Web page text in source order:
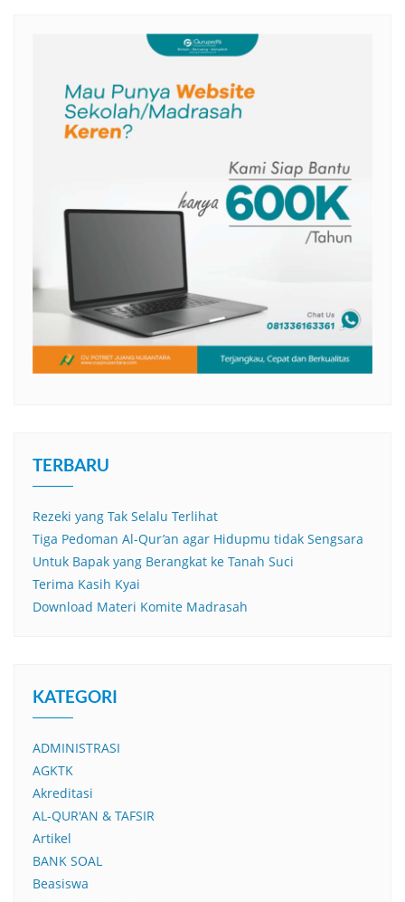
TERBARU
Rezeki yang Tak Selalu Terlihat
Tiga Pedoman Al-Qur’an agar Hidupmu tidak Sengsara
Untuk Bapak yang Berangkat ke Tanah Suci
Terima Kasih Kyai
Download Materi Komite Madrasah
KATEGORI
ADMINISTRASI
AGKTK
Akreditasi
AL-QUR'AN & TAFSIR
Artikel
BANK SOAL
Beasiswa